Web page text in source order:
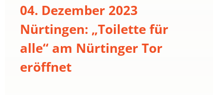
04. Dezember 2023
Nürtingen: „Toilette für
alle“ am Nürtinger Tor
eröffnet